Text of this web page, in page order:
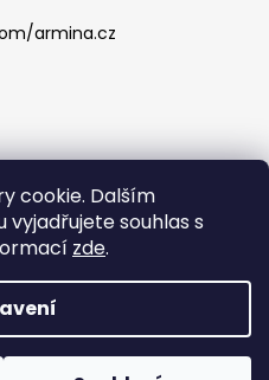
cookie. Dalším
souhlas s
zde.
pro Vás upravujeme a
armina.cz
/ reklamace |
| Registrace |
|